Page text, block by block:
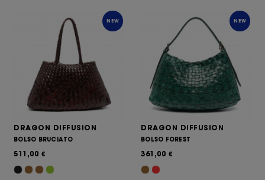
NEW
DRAGON DIFFUSION
BOLSO BRUCIATO
511,00 €
NEW
DRAGON DIFFUSION
BOLSO FOREST
361,00 €